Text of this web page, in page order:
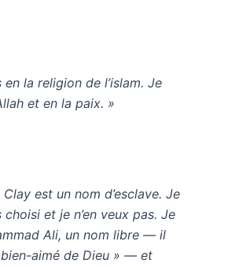
la religion de l’islam. Je
et en la paix. »
Clay est un nom d’esclave. Je
choisi et je n’en veux pas. Je
Ali, un nom libre — il
aimé de Dieu » — et